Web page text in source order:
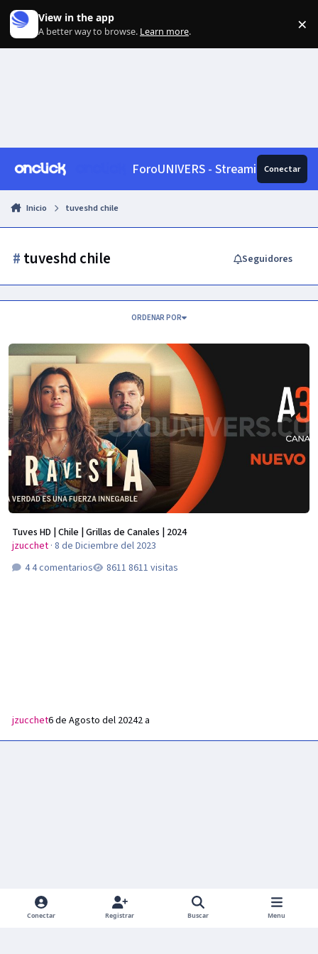
Skip to content
View in the app
A better way to browse. Learn more. ×
ForoUNIVERS - Streaming, News,
Conectar
Inicio tuveshd chile
# tuveshd chile Seguidores
ORDENAR POR
Tuves HD | Chile | Grillas de Canales | 2024
Tuves HD | Chile | Grillas de Canales | 2024
jzucchet· 8 de Diciembre del 2023
4 comentarios
8611 visitas
jzucchet6 de Agosto del 20242 a
Conectar Registrar Buscar Menu